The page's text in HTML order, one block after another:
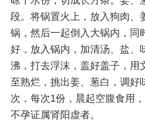
段。将锅置火上，放入狗肉、
锅，然后一起倒入大锅内，同
好，放入锅内，加清汤、盐、
沸，打去浮沫，盖好盖子，用
至熟烂，挑出姜、葱白，调好
次，每次1份，晨起空腹食用
不孕证属肾阳虚者。